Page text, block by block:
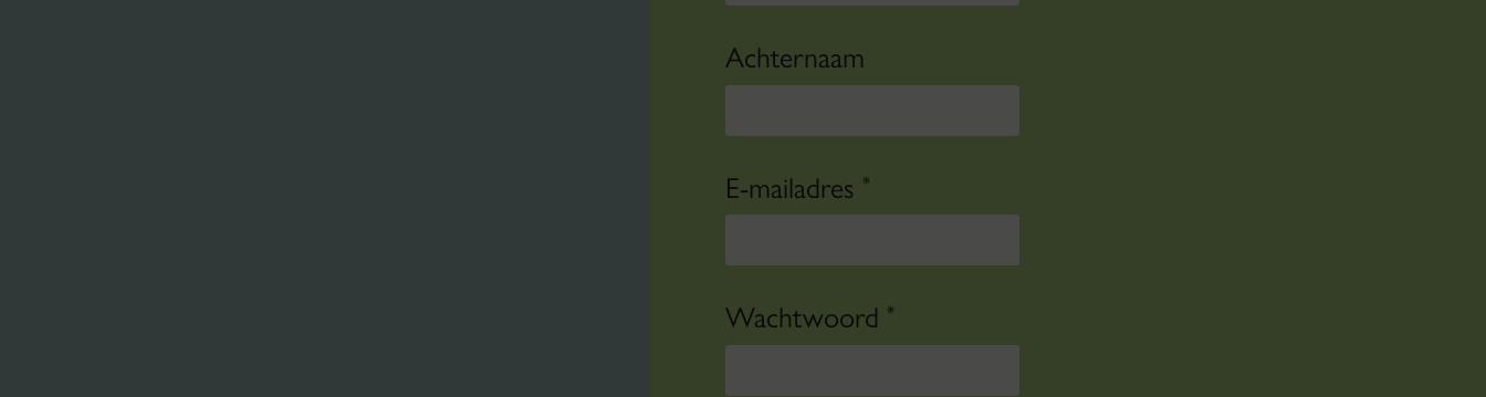
Achternaam
E-mailadres *
Wachtwoord *